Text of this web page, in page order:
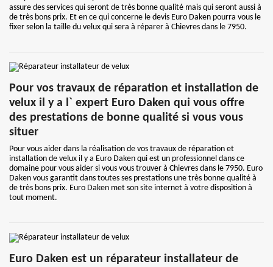
assure des services qui seront de très bonne qualité mais qui seront aussi à
de très bons prix. Et en ce qui concerne le devis Euro Daken pourra vous le
fixer selon la taille du velux qui sera à réparer à Chievres dans le 7950.
Pour vos travaux de réparation et installation de
velux il y a l` expert Euro Daken qui vous offre
des prestations de bonne qualité si vous vous
situer
Pour vous aider dans la réalisation de vos travaux de réparation et
installation de velux il y a Euro Daken qui est un professionnel dans ce
domaine pour vous aider si vous vous trouver à Chievres dans le 7950. Euro
Daken vous garantit dans toutes ses prestations une très bonne qualité à
de très bons prix. Euro Daken met son site internet à votre disposition à
tout moment.
Euro Daken est un réparateur installateur de